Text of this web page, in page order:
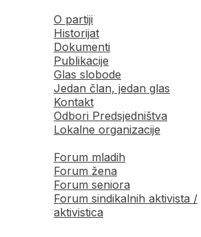
O partiji
Historijat
Dokumenti
Publikacije
Glas slobode
Jedan član, jedan glas
Kontakt
Odbori Predsjedništva
Lokalne organizacije
Forum mladih
Forum žena
Forum seniora
Forum sindikalnih aktivista /
aktivistica